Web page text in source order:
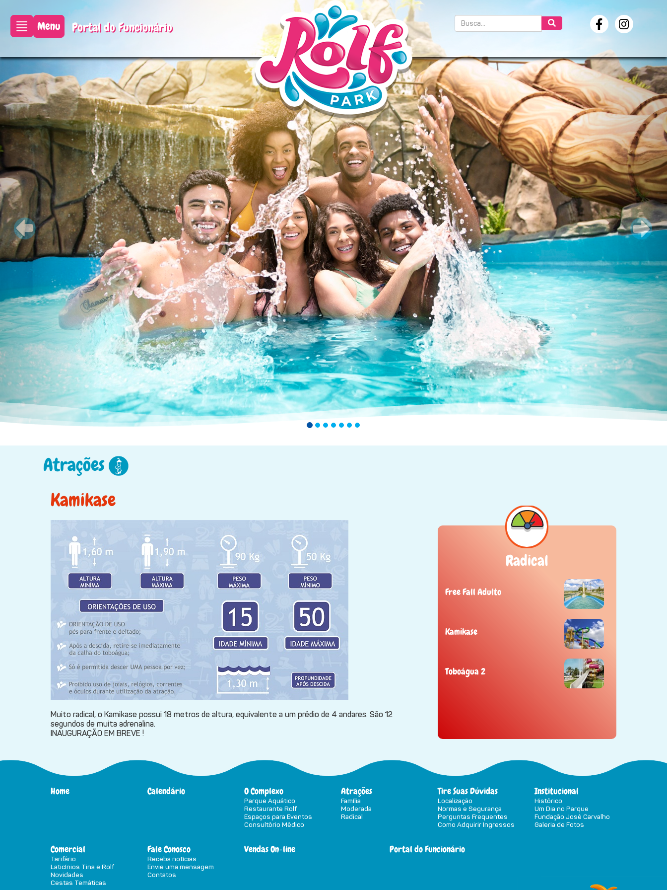
Menu Portal do Funcionário
Anterior
Atrações
Kamikase
Muito radical, o Kamikase possui 18 metros de altura, equivalente a um prédio de 4 andares. São 12
segundos de muita adrenalina.
INAUGURAÇÃO EM BREVE !
Radical
Free Fall Adulto
Kamikase
Toboágua 2
Home Calendário O Complexo
Parque Aquático
Restaurante Rolf
Espaços para Eventos
Consultório Médico
Atrações
Família
Moderada
Radical
Tire Suas Dúvidas
Localização
Normas e Segurança
Perguntas Frequentes
Como Adquirir Ingressos
Institucional
Histórico
Um Dia no Parque
Fundação José Carvalho
Galeria de Fotos
Comercial
Tarifário
Laticínios Tina e Rolf
Novidades
Cestas Temáticas
Fale Conosco
Receba notícias
Envie uma mensagem
Contatos
Vendas On-line Portal do Funcionário